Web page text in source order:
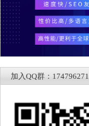
加入QQ群：174796271